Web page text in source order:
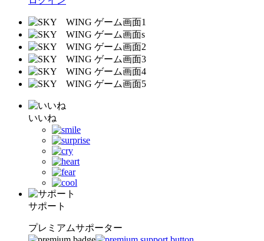
いいね
サポート
プレミアムサポーター